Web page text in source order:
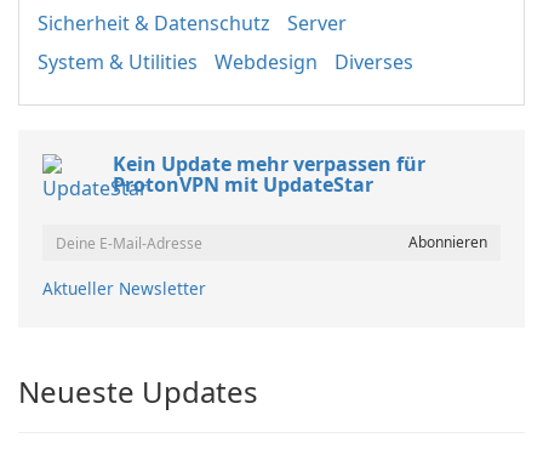
Sicherheit & Datenschutz
Server
System & Utilities
Webdesign Diverses
Kein Update mehr verpassen für
ProtonVPN mit UpdateStar
Aktueller Newsletter
Neueste Updates